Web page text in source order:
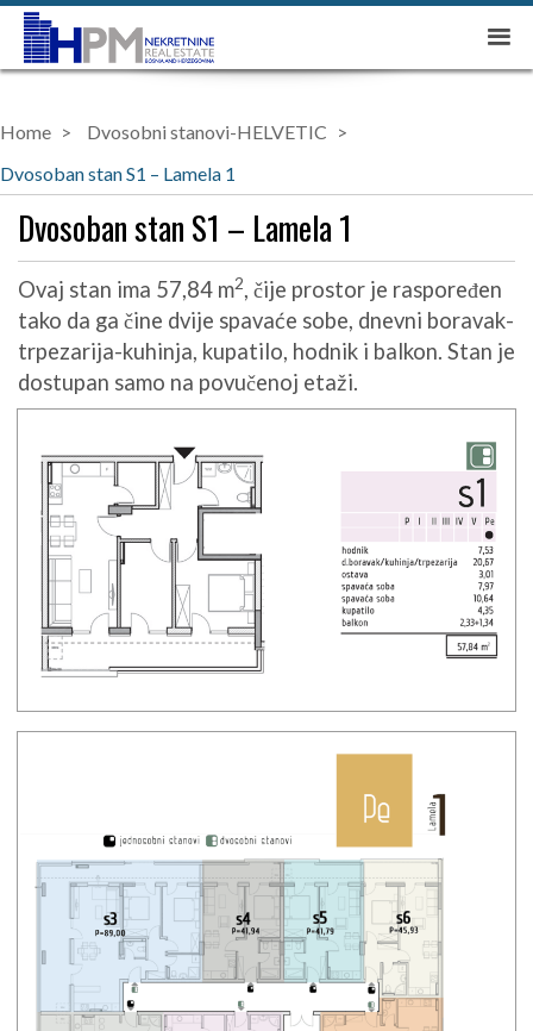
Home
Dvosobni stanovi-HELVETIC
Dvosoban stan S1 – Lamela 1
Dvosoban stan S1 – Lamela 1
Ovaj stan ima 57,84 m2, čije prostor je raspoređen
tako da ga čine dvije spavaće sobe, dnevni boravak-
trpezarija-kuhinja, kupatilo, hodnik i balkon. Stan je
dostupan samo na povučenoj etaži.